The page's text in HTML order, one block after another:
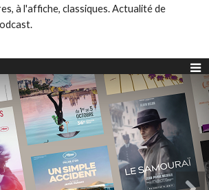
à l'affiche, classiques. Actualité de